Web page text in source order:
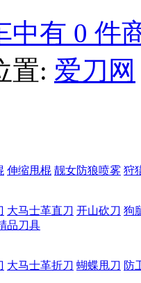
中有 0 件
置: 爱刀网
伸缩甩棍 靓女防狼喷雾 狩
大马士革直刀 开山砍刀 狗
品刀具
大马士革折刀 蝴蝶甩刀 防